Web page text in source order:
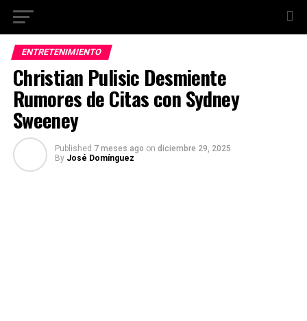
ENTRETENIMIENTO
Christian Pulisic Desmiente
Rumores de Citas con Sydney
Sweeney
Published 7 meses ago on diciembre 29, 2025
By José Domínguez